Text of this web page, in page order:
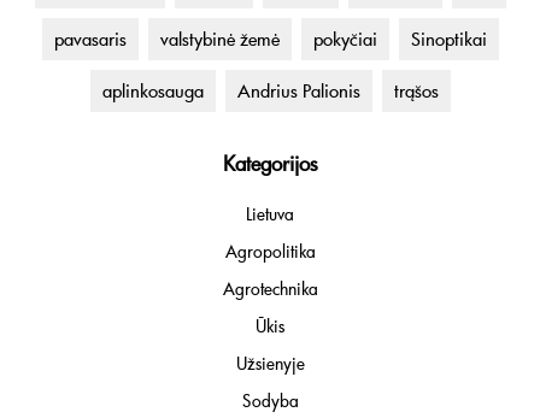
pavasaris valstybinė žemė pokyčiai Sinoptikai
aplinkosauga Andrius Palionis trąšos
Kategorijos
Lietuva
Agropolitika
Agrotechnika
Ūkis
Užsienyje
Sodyba